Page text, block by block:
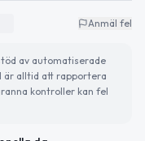
Anmäl fel
av automatiserade
är alltid att rapportera
kontroller kan fel